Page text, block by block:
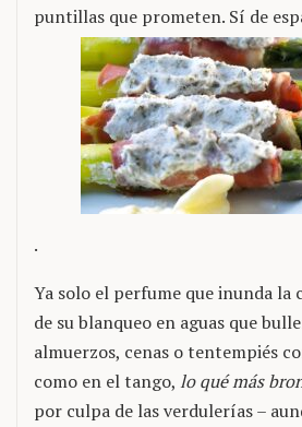
puntillas que prometen. Sí de
.
Ya solo el perfume que inunda la
de su blanqueo en aguas que
almuerzos, cenas o tentempiés
como en el tango, lo qué más
por culpa de las verdulerías –